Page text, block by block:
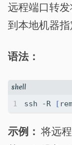
远程端口转
到本地机器指
语法：
ssh -R [
示例： 将远